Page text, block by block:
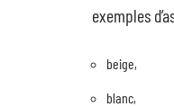
exemples
beige,
blanc,